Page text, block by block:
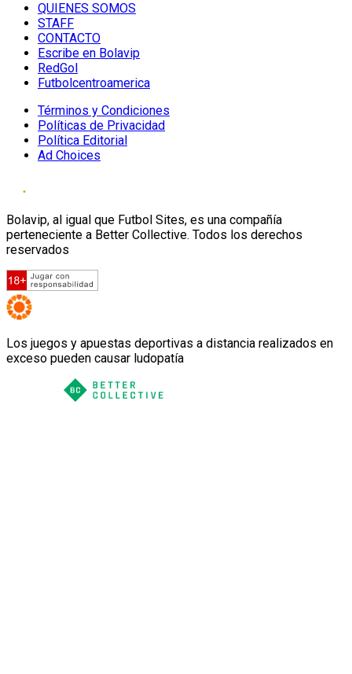
QUIENES SOMOS
STAFF
CONTACTO
Escribe en Bolavip
RedGol
Futbolcentroamerica
Términos y Condiciones
Políticas de Privacidad
Política Editorial
Ad Choices
Bolavip, al igual que Futbol Sites, es una compañía
perteneciente a Better Collective. Todos los derechos
reservados
Los juegos y apuestas deportivas a distancia realizados en
exceso pueden causar ludopatía